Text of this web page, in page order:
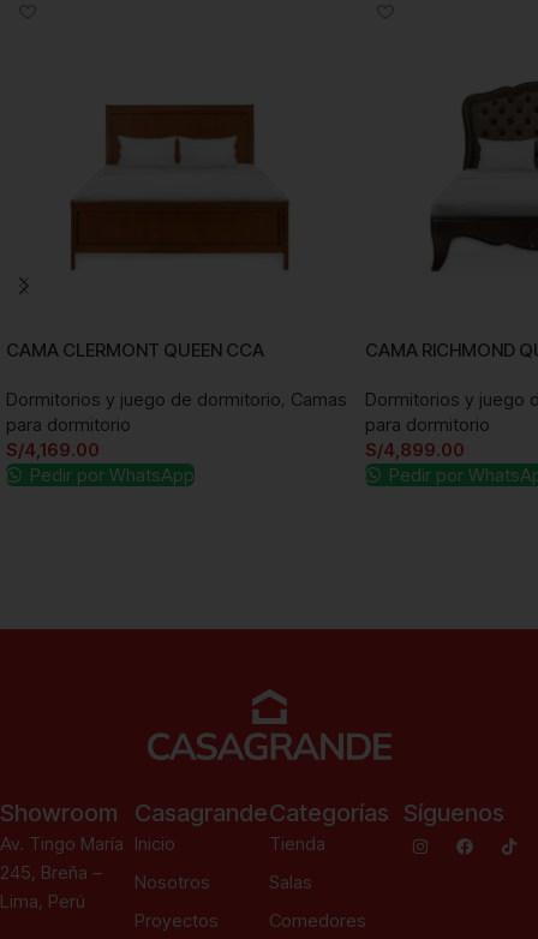
CAMA CLERMONT QUEEN CCA
Dormitorios y juego de dormitorio, Camas
para dormitorio
S/4,169.00
Pedir por WhatsApp
CAMA RICHMOND
Dormitorios y juego
para dormitorio
S/4,899.00
Pedir por
Showroom
Av. Tingo María
245, Breña –
Lima, Perú
Casagrande
Inicio
Nosotros
Proyectos
Categorías
Tienda
Salas
Comedores
Síguenos